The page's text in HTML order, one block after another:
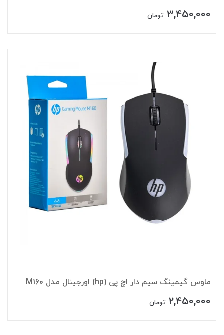
3,450,000 تومان
ماوس گیمینگ سیم دار اچ پی (hp) اورجینال مدل M160
2,450,000 تومان